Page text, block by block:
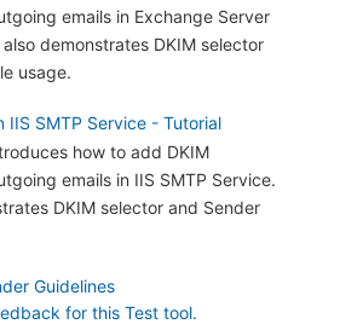
emails in Exchange Server
demonstrates DKIM selector
usage.
IIS SMTP Service - Tutorial
how to add DKIM
emails in IIS SMTP Service.
DKIM selector and Sender
Guidelines
for this Test tool.